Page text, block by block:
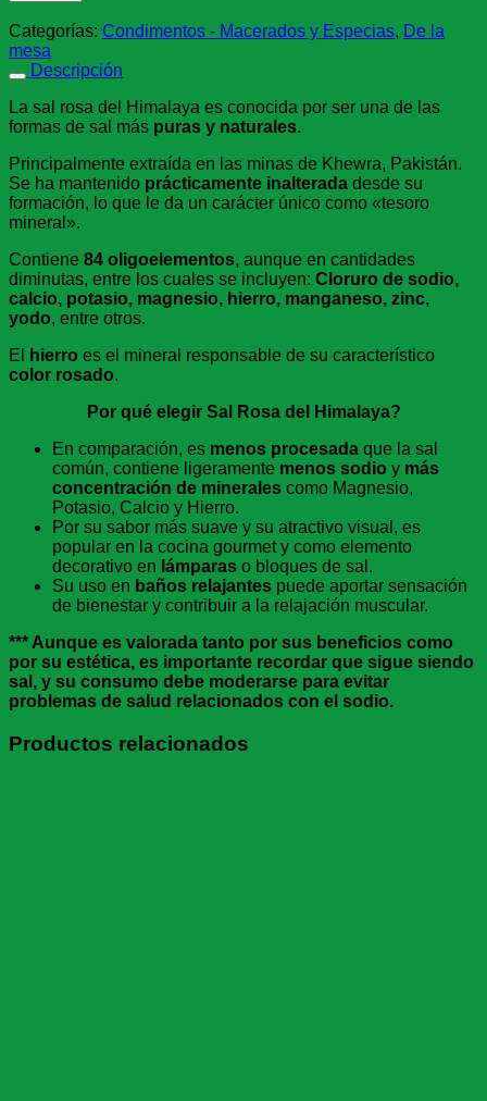
Categorías: Condimentos - Macerados y Especias, De la
mesa
Descripción
La sal rosa del Himalaya es conocida por ser una de las
formas de sal más puras y naturales.
Principalmente extraída en las minas de Khewra, Pakistán.
Se ha mantenido prácticamente inalterada desde su
formación, lo que le da un carácter único como «tesoro
mineral».
Contiene 84 oligoelementos, aunque en cantidades
diminutas, entre los cuales se incluyen: Cloruro de sodio,
calcio, potasio, magnesio, hierro, manganeso, zinc,
yodo, entre otros.
El
hierro es el mineral responsable de su característico
color rosado.
Por qué elegir Sal Rosa del Himalaya?
En comparación, es menos procesada que la sal
común, contiene ligeramente menos sodio y más
concentración de minerales como Magnesio,
Potasio, Calcio y Hierro.
Por su sabor más suave y su atractivo visual, es
popular en la cocina gourmet y como elemento
decorativo en lámparas o bloques de sal.
Su uso en baños relajantes puede aportar sensación
de bienestar y contribuir a la relajación muscular.
*** Aunque es valorada tanto por sus beneficios como
por su estética, es importante recordar que sigue siendo
sal, y su consumo debe moderarse para evitar
problemas de salud relacionados con el sodio.
Productos relacionados